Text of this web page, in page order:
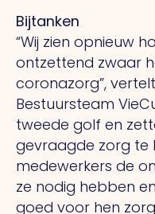
Bijtanken
“Wij zien opnieuw
ontzettend zwaar
coronazorg”,
Bestuursteam
tweede golf en
gevraagde zorg te
medewerkers de
ze nodig hebben
goed voor hen